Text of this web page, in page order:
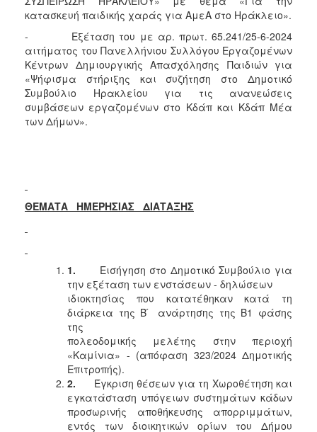
κατασκευή παιδικής χαράς για ΑμεΑ στο Ηράκλειο».
- Εξέταση του με αρ. πρωτ. 65.241/25-6-2024
αιτήματος του Πανελλήνιου Συλλόγου Εργαζομένων
Κέντρων Δημιουργικής Απασχόλησης Παιδιών για
«Ψήφισμα στήριξης και συζήτηση στο Δημοτικό
Συμβούλιο Ηρακλείου για τις ανανεώσεις
συμβάσεων εργαζομένων στο Κδάπ και Κδάπ Μέα
των Δήμων».
ΘΕΜΑΤΑ ΗΜΕΡΗΣΙΑΣ ΔΙΑΤΑΞΗΣ
1. Εισήγηση στο Δημοτικό Συμβούλιο για
την εξέταση των ενστάσεων - δηλώσεων
ιδιοκτησίας που κατατέθηκαν κατά τη
διάρκεια της Β ́ ανάρτησης της Β1 φάσης
της
πολεοδομικής μελέτης στην περιοχή
«Καμίνια» - (απόφαση 323/2024 Δημοτικής
Επιτροπής).
2. Έγκριση θέσεων για τη Χωροθέτηση και
εγκατάσταση υπόγειων συστημάτων κάδων
προσωρινής αποθήκευσης απορριμμάτων,
εντός των διοικητικών ορίων του Δήμου